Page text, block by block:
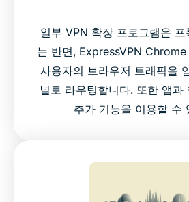
일부 VPN 확장 프로그램은
는 반면, ExpressVPN
사용자의 브라우저 트래픽을
널로 라우팅합니다. 또한 앱과
추가 기능을 이용할 수